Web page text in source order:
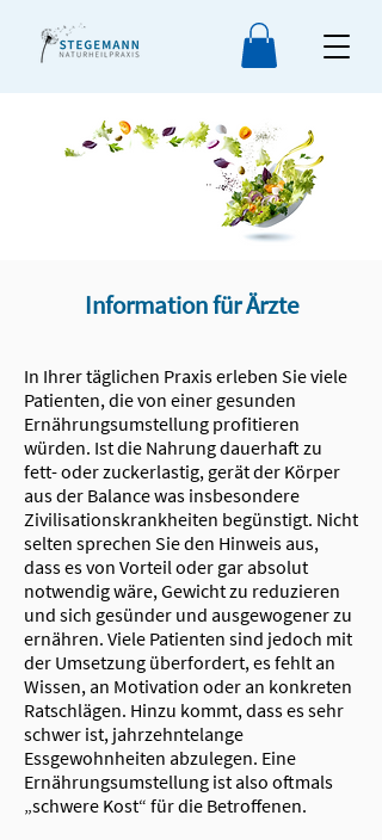
Information für Ärzte
In Ihrer täglichen Praxis erleben Sie viele
Patienten, die von einer gesunden
Ernährungsumstellung profitieren
würden. Ist die Nahrung dauerhaft zu
fett- oder zuckerlastig, gerät der Körper
aus der Balance was insbesondere
Zivilisationskrankheiten begünstigt. Nicht
selten sprechen Sie den Hinweis aus,
dass es von Vorteil oder gar absolut
notwendig wäre, Gewicht zu reduzieren
und sich gesünder und ausgewogener zu
ernähren. Viele Patienten sind jedoch mit
der Umsetzung überfordert, es fehlt an
Wissen, an Motivation oder an konkreten
Ratschlägen. Hinzu kommt, dass es sehr
schwer ist, jahrzehntelange
Essgewohnheiten abzulegen. Eine
Ernährungsumstellung ist also oftmals
„schwere Kost“ für die Betroffenen.